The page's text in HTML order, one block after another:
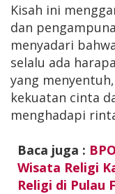
Kisah ini
dan
menyadari
selalu ada
yang
kekuatan cinta
menghadapi
Baca juga :
Wisata Religi
Religi di Pulau